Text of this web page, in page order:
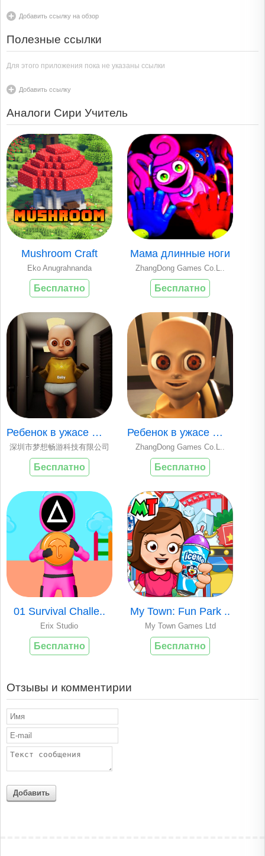
Добавить ссылку на обзор
Полезные ссылки
Для этого приложения пока не указаны ссылки
Добавить ссылку
Аналоги Сири Учитель
Mushroom Craft
Eko Anugrahnanda
Бесплатно
Мама длинные ноги
ZhangDong Games Co.L..
Бесплатно
Ребенок в ужасе Же..
深圳市梦想畅游科技有限公司
Бесплатно
Ребенок в ужасе Же..
ZhangDong Games Co.L..
Бесплатно
01 Survival Challe..
Erix Studio
Бесплатно
My Town: Fun Park ..
My Town Games Ltd
Бесплатно
Отзывы и комментирии
Добавить